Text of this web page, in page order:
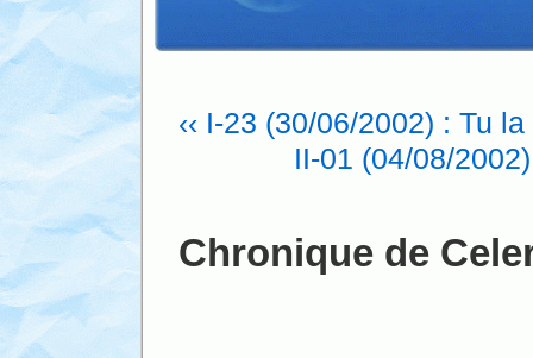
‹‹ I-23 (30/06/2002) : Tu
II-01 (04/08/
Chronique de